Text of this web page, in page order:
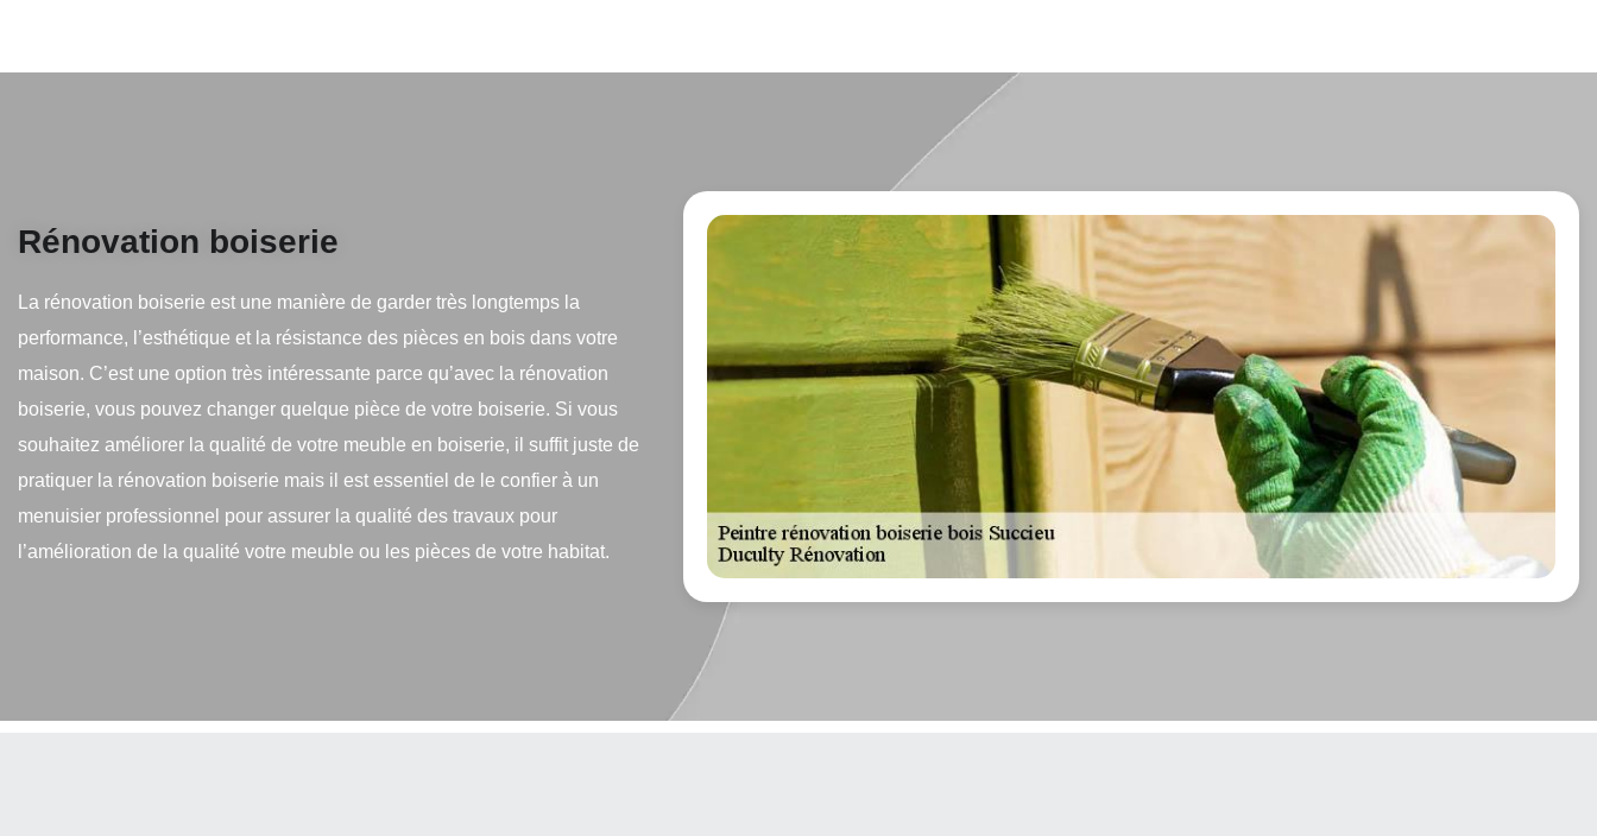
Rénovation boiserie
La rénovation boiserie est une manière de garder très longtemps la
performance, l’esthétique et la résistance des pièces en bois dans votre
maison. C’est une option très intéressante parce qu’avec la rénovation
boiserie, vous pouvez changer quelque pièce de votre boiserie. Si vous
souhaitez améliorer la qualité de votre meuble en boiserie, il suffit juste de
pratiquer la rénovation boiserie mais il est essentiel de le confier à un
menuisier professionnel pour assurer la qualité des travaux pour
l’amélioration de la qualité votre meuble ou les pièces de votre habitat.